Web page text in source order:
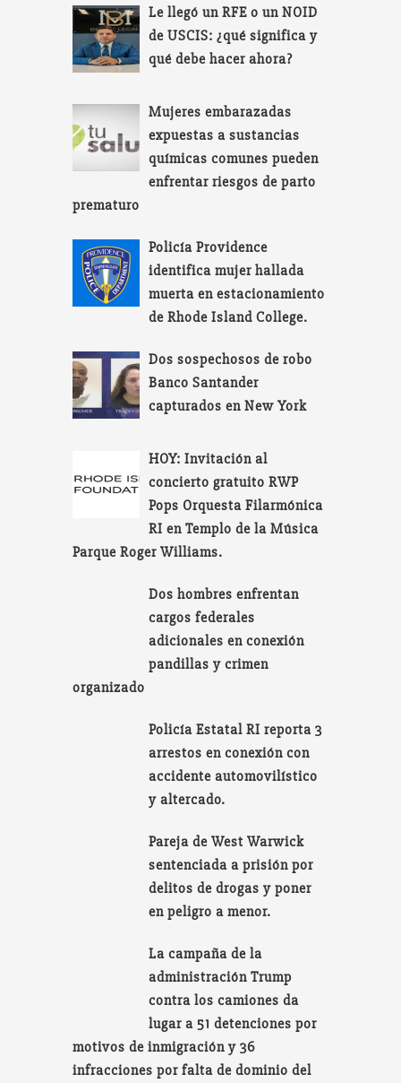
Le llegó un RFE o un NOID
de USCIS: ¿qué significa y
qué debe hacer ahora?
Mujeres embarazadas
expuestas a sustancias
químicas comunes pueden
enfrentar riesgos de parto
prematuro
Policía Providence
identifica mujer hallada
muerta en estacionamiento
de Rhode Island College.
Dos sospechosos de robo
Banco Santander
capturados en New York
HOY: Invitación al
concierto gratuito RWP
Pops Orquesta Filarmónica
RI en Templo de la Música
Parque Roger Williams.
Dos hombres enfrentan
cargos federales
adicionales en conexión
pandillas y crimen
organizado
Policía Estatal RI reporta 3
arrestos en conexión con
accidente automovilístico
y altercado.
Pareja de West Warwick
sentenciada a prisión por
delitos de drogas y poner
en peligro a menor.
La campaña de la
administración Trump
contra los camiones da
lugar a 51 detenciones por
motivos de inmigración y 36
infracciones por falta de dominio del